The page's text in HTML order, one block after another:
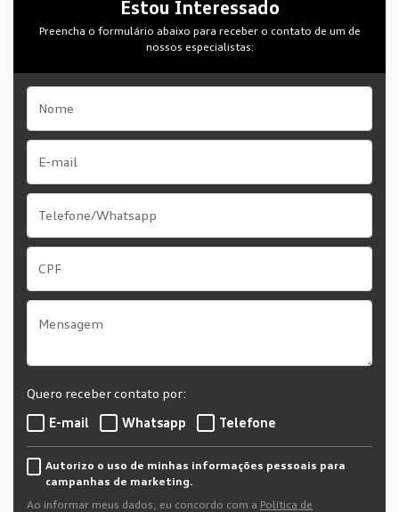
Estou Interessado
Preencha o formulário abaixo para receber o contato de um de
nossos especialistas:
Quero receber contato por:
E-mail
Whatsapp Telefone
Autorizo o uso de minhas informações pessoais para
campanhas de marketing.
Ao informar meus dados, eu concordo com a Política de